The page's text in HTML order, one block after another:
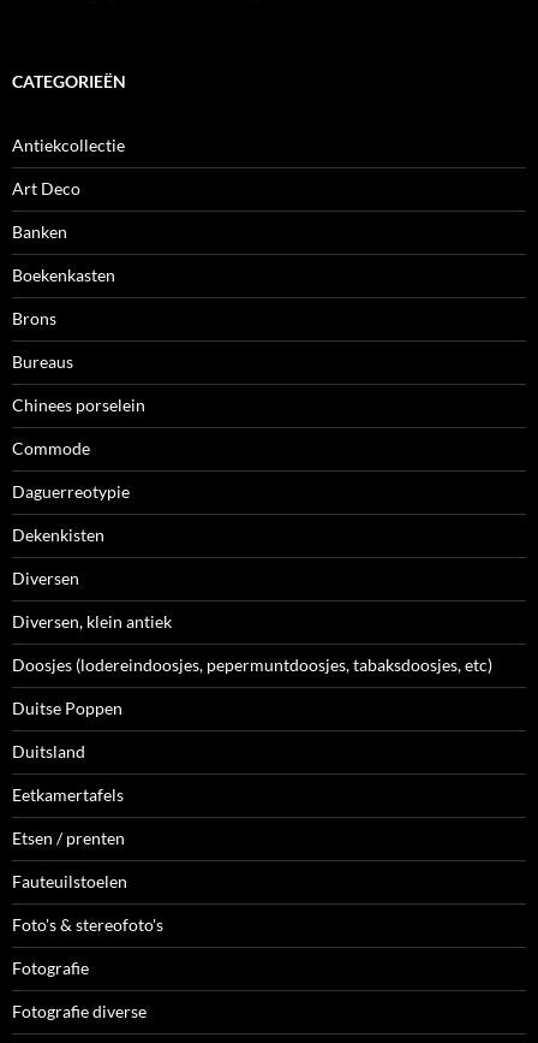
CATEGORIEËN
Antiekcollectie
Art Deco
Banken
Boekenkasten
Brons
Bureaus
Chinees porselein
Commode
Daguerreotypie
Dekenkisten
Diversen
Diversen, klein antiek
Doosjes (lodereindoosjes, pepermuntdoosjes, tabaksdoosjes, etc)
Duitse Poppen
Duitsland
Eetkamertafels
Etsen / prenten
Fauteuilstoelen
Foto's & stereofoto's
Fotografie
Fotografie diverse